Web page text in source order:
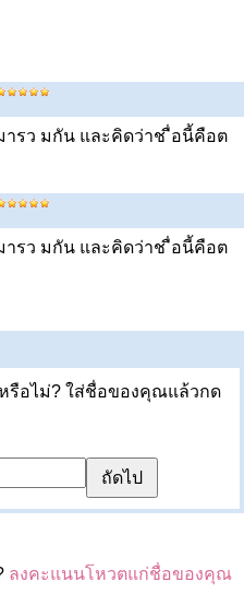
ารว มกัน และคิดว่าช ื่อนี้คือต
ารว มกัน และคิดว่าช ื่อนี้คือต
รือไม่? ใส่ชื่อของคุณแล้วกด
ลงคะแนนโหวตแก่ชื่อของคุณ